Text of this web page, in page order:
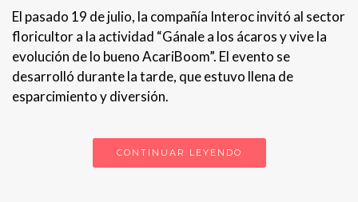
El pasado 19 de julio, la compañía Interoc invitó al sector
floricultor a la actividad “Gánale a los ácaros y vive la
evolución de lo bueno AcariBoom”. El evento se
desarrolló durante la tarde, que estuvo llena de
esparcimiento y diversión.
CONTINUAR LEYENDO